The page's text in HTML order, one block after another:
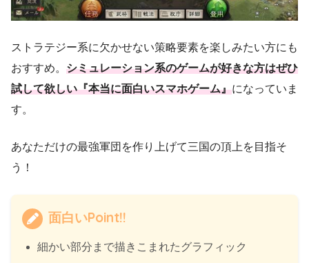
ストラテジー系に欠かせない策略要素を楽しみたい方にも
おすすめ。 シミュレーション系のゲームが好きな方はぜひ
試して欲しい『本当に面白いスマホゲーム』になっていま
す。
あなただけの最強軍団を作り上げて三国の頂上を目指そ
う！
面白いPoint!!
細かい部分まで描きこまれたグラフィック